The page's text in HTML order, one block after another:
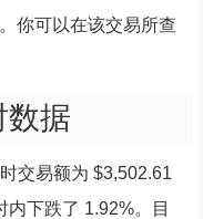
你可以在该交易所查
数据
交易额为 $3,502.61
下跌了 1.92%。目